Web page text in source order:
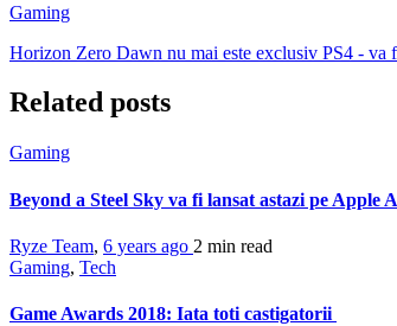
Gaming
Horizon Zero Dawn nu mai este exclusiv PS4 - va
Related posts
Gaming
Beyond a Steel Sky va fi lansat astazi pe Apple
Ryze Team, 6 years ago 2 min read
Gaming, Tech
Game Awards 2018: Iata toti castigatorii